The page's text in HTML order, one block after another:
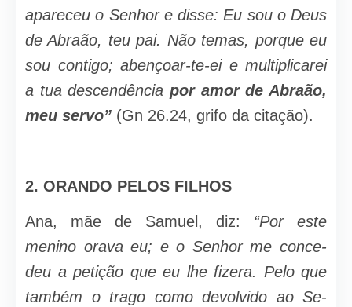
apareceu o Senhor e disse: Eu sou o Deus
de Abraão, teu pai. Não te­mas, porque eu
sou contigo; abençoar-te-ei e multiplicarei
a tua descendência por amor de Abraão,
meu servo” (Gn 26.24, grifo da citação).
2. ORANDO PELOS FILHOS
Ana, mãe de Samuel, diz: “Por este
menino orava eu; e o Senhor me conce­
deu a petição que eu lhe fizera. Pelo que
também o trago como devolvido ao Se­